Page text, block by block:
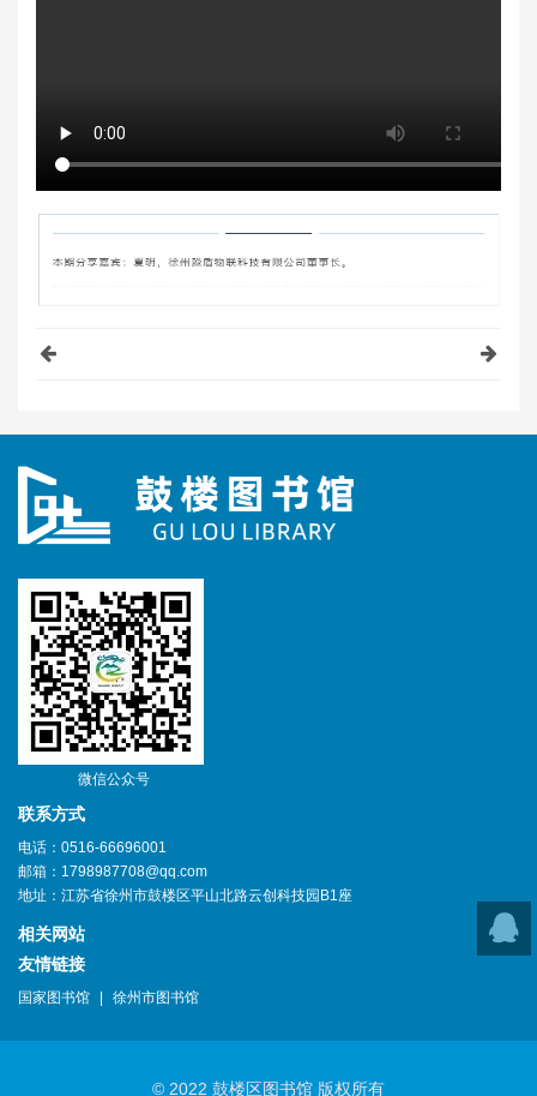
微信公众号
联系方式
电话：0516-66696001
邮箱：1798987708@qq.com
地址：江苏省徐州市鼓楼区平山北路云创科技园B1座
相关网站
友情链接
国家图书馆 | 徐州市图书馆
© 2022 鼓楼区图书馆 版权所有